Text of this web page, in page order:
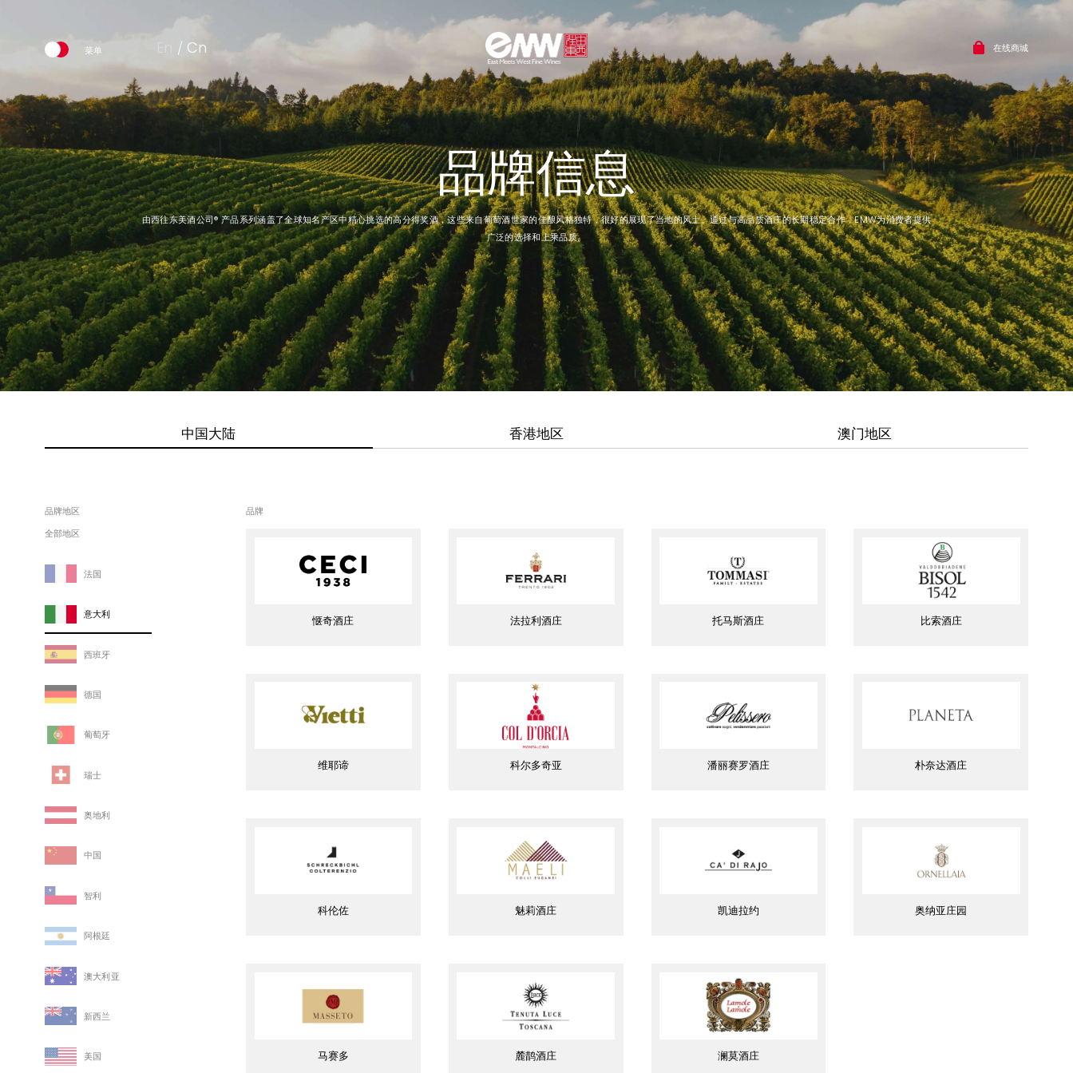
Cn 在线商城
品牌信息
由西往东美酒公司® 产品系列涵盖了全球知名产区中精心挑选的高分得奖酒，这些来自葡萄酒世家的佳酿风格独特，很好的展现了当地的风土。通过与高品质酒庄的长期稳定合作，EMW为消费者提供
广泛的选择和上乘品质。
中国大陆 香港地区 澳门地区
品牌地区
全部地区
法国
意大利
西班牙
德国
葡萄牙
瑞士
奥地利
中国
智利
阿根廷
澳大利亚
新西兰
美国
品牌
惬奇酒庄 法拉利酒庄 托马斯酒庄 比索酒庄
维耶谛 科尔多奇亚 潘丽赛罗酒庄 朴奈达酒庄
科伦佐 魅莉酒庄 凯迪拉约 奥纳亚庄园
马赛多 麓鹊酒庄 澜莫酒庄